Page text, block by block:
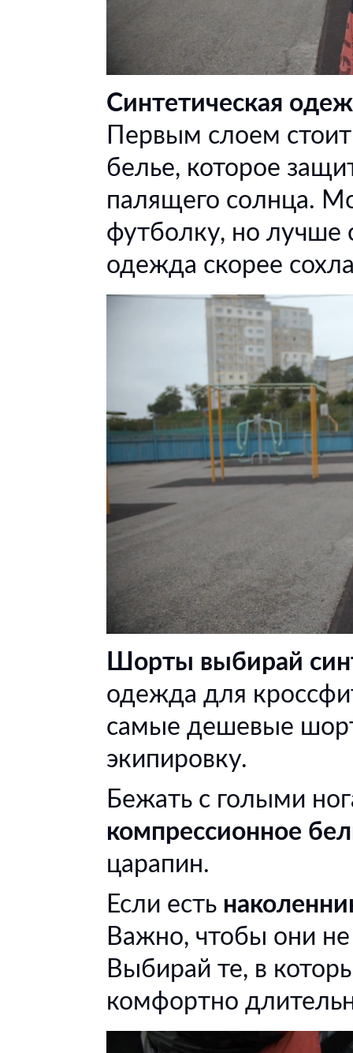
Синтетическая
Первым слоем
белье, которое
палящего солнца.
футболку, но лучше
одежда скорее
Шорты выбирай
одежда для
самые дешевые
экипировку.
Бежать с голыми
компрессионное
царапин.
Если есть
Важно, чтобы они
Выбирай те, в
комфортно